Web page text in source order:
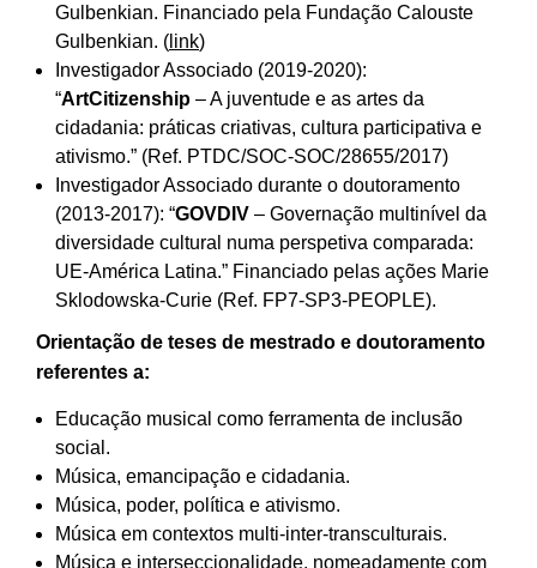
Gulbenkian. Financiado pela Fundação Calouste
Gulbenkian. ( link)
Investigador Associado (2019-2020):
“ArtCitizenship – A juventude e as artes da
cidadania: práticas criativas, cultura participativa e
ativismo.” (Ref. PTDC/SOC-SOC/28655/2017)
Investigador Associado durante o doutoramento
(2013-2017): “GOVDIV – Governação multinível da
diversidade cultural numa perspetiva comparada:
UE-América Latina.” Financiado pelas ações Marie
Sklodowska-Curie (Ref. FP7-SP3-PEOPLE).
Orientação de teses de mestrado e doutoramento
referentes a:
Educação musical como ferramenta de inclusão
social.
Música, emancipação e cidadania.
Música, poder, política e ativismo.
Música em contextos multi-inter-transculturais.
Música e interseccionalidade, nomeadamente com